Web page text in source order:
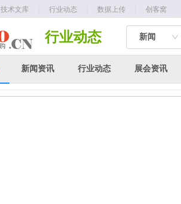
技术文库 行业动态 数据上传 创客窝
行业动态 新闻
新闻资讯 行业动态 展会资讯